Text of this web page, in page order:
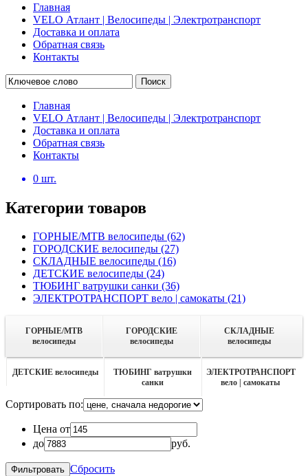
Главная
VELO Атлант | Велосипеды | Электротранспорт
Доставка и оплата
Обратная связь
Контакты
Поиск
Главная
VELO Атлант | Велосипеды | Электротранспорт
Доставка и оплата
Обратная связь
Контакты
0 шт.
Категории товаров
ГОРНЫЕ/MTB велосипеды (62)
ГОРОДСКИЕ велосипеды (27)
СКЛАДНЫЕ велосипеды (16)
ДЕТСКИЕ велосипеды (24)
ТЮБИНГ ватрушки санки (36)
ЭЛЕКТРОТРАНСПОРТ вело | самокаты (21)
ГОРНЫЕ/MTB
велосипеды
ГОРОДСКИЕ
велосипеды
СКЛАДНЫЕ
велосипеды
ДЕТСКИЕ велосипеды
ТЮБИНГ ватрушки
санки
ЭЛЕКТРОТРАНСПОРТ
вело | самокаты
Сортировать по:
Цена от
до
руб.
Сбросить